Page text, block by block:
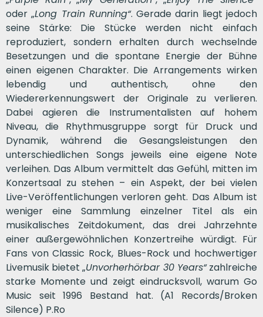
oder „Long Train Running“. Gerade darin liegt jedoch
seine Stärke: Die Stücke werden nicht einfach
reproduziert, sondern erhalten durch wechselnde
Besetzungen und die spontane Energie der Bühne
einen eigenen Charakter. Die Arrangements wirken
lebendig und authentisch, ohne den
Wiedererkennungswert der Originale zu verlieren.
Dabei agieren die Instrumentalisten auf hohem
Niveau, die Rhythmusgruppe sorgt für Druck und
Dynamik, während die Gesangsleistungen den
unterschiedlichen Songs jeweils eine eigene Note
verleihen. Das Album vermittelt das Gefühl, mitten im
Konzertsaal zu stehen – ein Aspekt, der bei vielen
Live-Veröffentlichungen verloren geht. Das Album ist
weniger eine Sammlung einzelner Titel als ein
musikalisches Zeitdokument, das drei Jahrzehnte
einer außergewöhnlichen Konzertreihe würdigt. Für
Fans von Classic Rock, Blues-Rock und hochwertiger
Livemusik bietet „Unvorherhörbar 30 Years“zahlreiche
starke Momente und zeigt eindrucksvoll, warum Go
Music seit 1996 Bestand hat. (A1 Records/Broken
Silence) P.Ro